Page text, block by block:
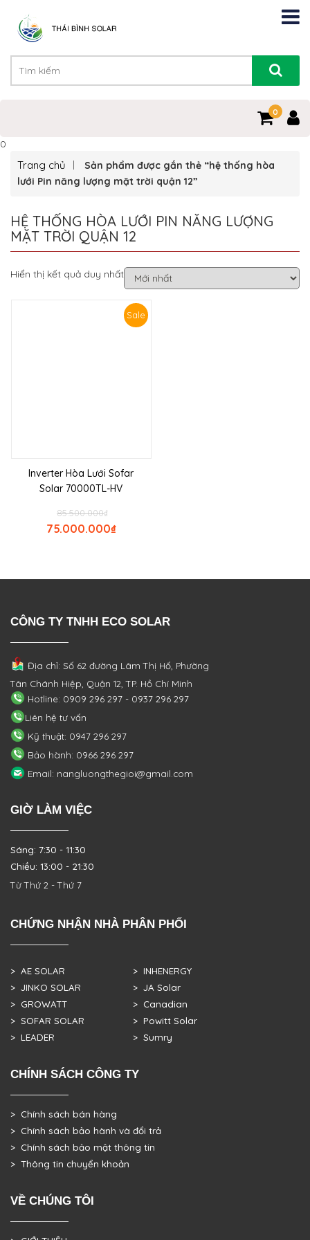
0
0
Trang chủ
Sản phẩm được gắn thẻ “hệ thống hòa
lưới Pin năng lượng mặt trời quận 12”
HỆ THỐNG HÒA LƯỚI PIN NĂNG LƯỢNG
MẶT TRỜI QUẬN 12
Hiển thị kết quả duy nhất
Sale
Inverter Hòa Lưới Sofar
Solar 70000TL-HV
₫
85.500.000
₫
75.000.000
CÔNG TY TNHH ECO SOLAR
Địa chỉ: Số 62 đường Lâm Thị Hố, Phường
Tân Chánh Hiệp, Quận 12, TP. Hồ Chí Minh
Hotline: 0909 296 297 - 0937 296 297
Liên hệ tư vấn
Kỹ thuật: 0947 296 297
Bảo hành: 0966 296 297
Email: nangluongthegioi@gmail.com
GIỜ LÀM VIỆC
Sáng: 7:30 - 11:30
Chiều: 13:00 - 21:30
Từ Thứ 2 - Thứ 7
CHỨNG NHẬN NHÀ PHÂN PHỐI
> AE SOLAR
> JINKO SOLAR
> GROWATT
> SOFAR SOLAR
> LEADER
> INHENERGY
> JA Solar
> Canadian
> Powitt Solar
> Sumry
CHÍNH SÁCH CÔNG TY
> Chính sách bán hàng
> Chính sách bảo hành và đổi trả
> Chính sách bảo mật thông tin
> Thông tin chuyển khoản
VỀ CHÚNG TÔI